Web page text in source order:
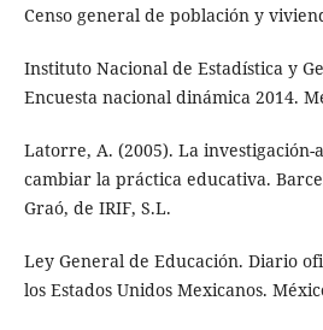
Censo general de población y
Instituto Nacional de Estadística y
Encuesta nacional dinámica 2014.
Latorre, A. (2005). La investigación-
cambiar la práctica educativa.
Graó, de IRIF, S.L.
Ley General de Educación. Diario
los Estados Unidos Mexicanos.